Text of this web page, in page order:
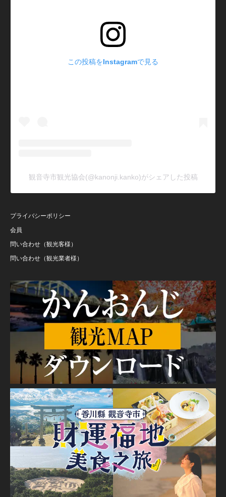
この投稿をInstagramで見る
観音寺市観光協会(@kanonji.kanko)がシェアした投稿
プライバシーポリシー
会員
問い合わせ（観光客様）
問い合わせ（観光業者様）